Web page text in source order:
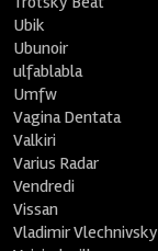
Ubik
Ubunoir
ulfablabla
Umfw
Vagina Dentata
Valkiri
Varius Radar
Vendredi
Vissan
Vladimir Vlechnivsky